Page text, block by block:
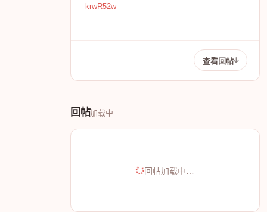
krwR52w
查看回帖
回帖加载中
回帖加载中…